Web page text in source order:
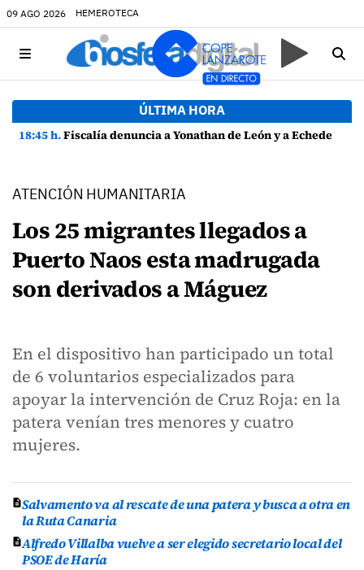
09 AGO 2026 HEMEROTECA
ÚLTIMA HORA
18:45 h.Fiscalía denuncia a Yonathan de León y a Echedey Eugenio por presuntas anomalías en contratos festivos
ATENCIÓN HUMANITARIA
Los 25 migrantes llegados a
Puerto Naos esta madrugada
son derivados a Máguez
En el dispositivo han participado un total
de 6 voluntarios especializados para
apoyar la intervención de Cruz Roja: en la
patera venían tres menores y cuatro
mujeres.
Salvamento va al rescate de una patera y busca a otra en
la Ruta Canaria
Alfredo Villalba vuelve a ser elegido secretario local del
PSOE de Haría